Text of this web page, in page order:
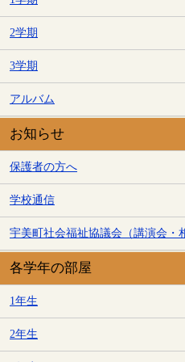
2学期
3学期
アルバム
お知らせ
保護者の方へ
学校通信
宇美町社会福祉協議会（講演会・
各学年の部屋
1年生
2年生